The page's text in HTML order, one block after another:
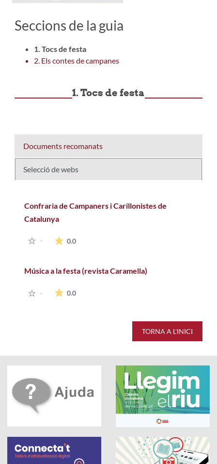
Seccions de la guia
1. Tocs de festa
2. Els contes de campanes
1. Tocs de festa
Documents recomanats
Selecció de webs
Confraria de Campaners i Carillonistes de
Catalunya
- 0.0La mitjana de les valoracions és de 0
Música a la festa (revista Caramella)
- 0.0La mitjana de les valoracions és de 0
TORNA A L'INICI